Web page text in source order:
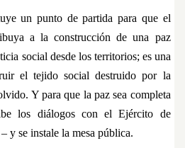
un punto de partida para que el
a la construcción de una paz
social desde los territorios; es una
el tejido social destruido por la
Y para que la paz sea completa
los diálogos con el Ejército de
y se instale la mesa pública.